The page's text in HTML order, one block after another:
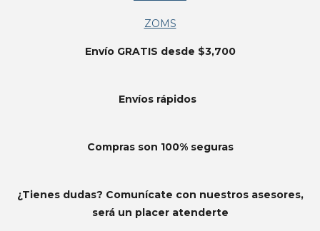
ZOMS
Envío GRATIS desde $3,700
Envíos rápidos
Compras son 100% seguras
¿Tienes dudas? Comunícate con nuestros asesores,
será un placer atenderte